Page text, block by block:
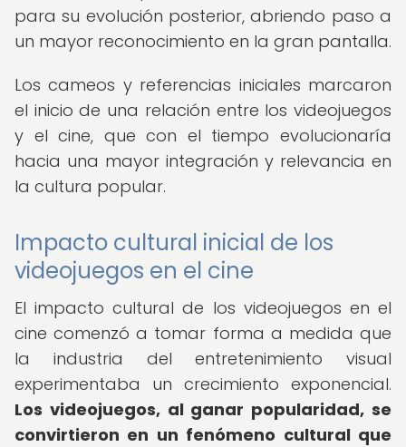
para su evolución posterior, abriendo paso a
un mayor reconocimiento en la gran pantalla.
Los cameos y referencias iniciales marcaron
el inicio de una relación entre los videojuegos
y el cine, que con el tiempo evolucionaría
hacia una mayor integración y relevancia en
la cultura popular.
Impacto cultural inicial de los
videojuegos en el cine
El impacto cultural de los videojuegos en el
cine comenzó a tomar forma a medida que
la industria del entretenimiento visual
experimentaba un crecimiento exponencial.
Los videojuegos, al ganar popularidad, se
convirtieron en un fenómeno cultural que